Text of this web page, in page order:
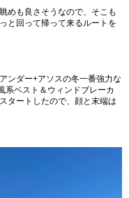
めも良さそうなので、そこも
と回って帰って来るルートを
ンダー+アソスの冬一番強力な
系ベスト＆ウィンドブレーカ
タートしたので、顔と末端は